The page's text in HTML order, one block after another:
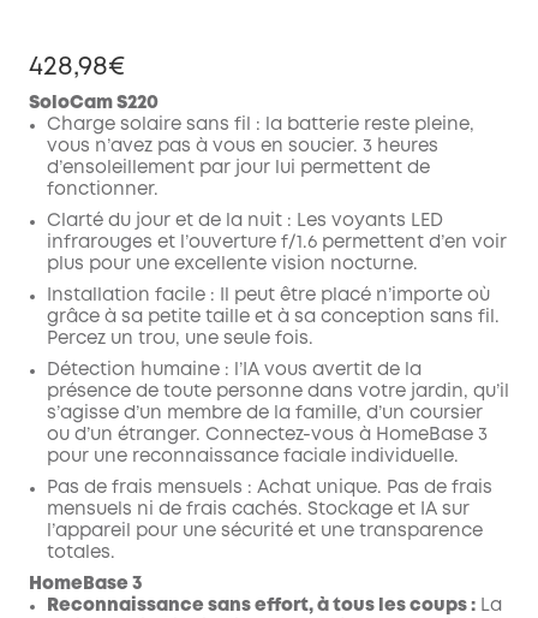
428,98€
SoloCam S220
Charge solaire sans fil : la batterie reste pleine,
vous n’avez pas à vous en soucier. 3 heures
d’ensoleillement par jour lui permettent de
fonctionner.
Clarté du jour et de la nuit : Les voyants LED
infrarouges et l’ouverture f/1.6 permettent d’en voir
plus pour une excellente vision nocturne.
Installation facile : Il peut être placé n’importe où
grâce à sa petite taille et à sa conception sans fil.
Percez un trou, une seule fois.
Détection humaine : l’IA vous avertit de la
présence de toute personne dans votre jardin, qu’il
s’agisse d’un membre de la famille, d’un coursier
ou d’un étranger. Connectez-vous à HomeBase 3
pour une reconnaissance faciale individuelle.
Pas de frais mensuels : Achat unique. Pas de frais
mensuels ni de frais cachés. Stockage et IA sur
l’appareil pour une sécurité et une transparence
totales.
HomeBase 3
Reconnaissance sans effort, à tous les coups : La